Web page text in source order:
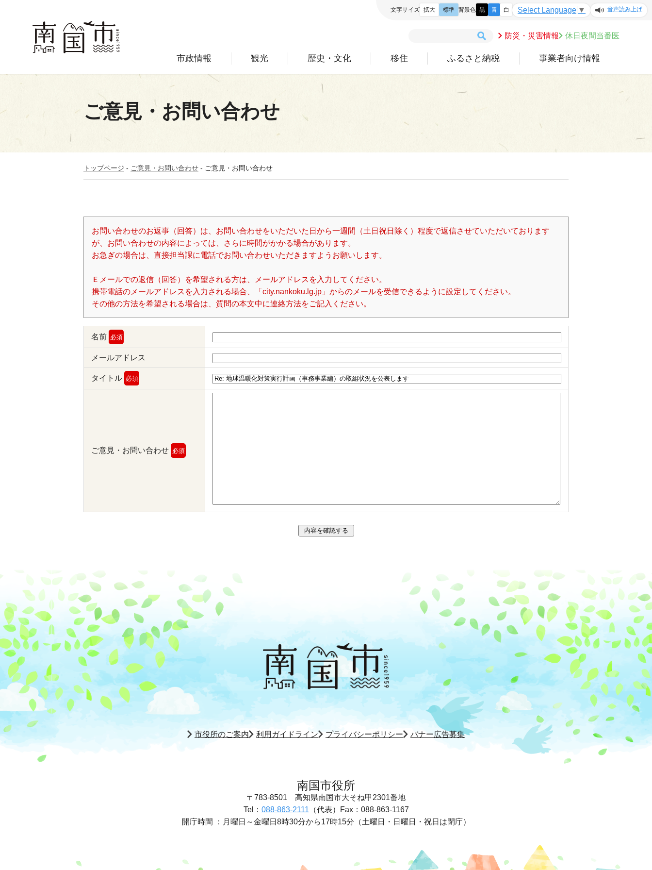
防災・災害情報 休日夜間当番医
市政情報 観光 歴史・文化 移住 ふるさと納税 事業者向け情報
文字サイズ 拡大 標準 背景色 黒 青 白 Select Language ▼ 音声読み上げ
ご意見・お問い合わせ
トップページ - ご意見・お問い合わせ - ご意見・お問い合わせ
お問い合わせのお返事（回答）は、お問い合わせをいただいた日から一週間（土日祝日除く）程度で返信させていただいております
が、お問い合わせの内容によっては、さらに時間がかかる場合があります。
お急ぎの場合は、直接担当課に電話でお問い合わせいただきますようお願いします。
Ｅメールでの返信（回答）を希望される方は、メールアドレスを入力してください。
携帯電話のメールアドレスを入力される場合、「city.nankoku.lg.jp」からのメールを受信できるように設定してください。
その他の方法を希望される場合は、質問の本文中に連絡方法をご記入ください。
名前 必須
メールアドレス
タイトル 必須
ご意見・お問い合わせ 必須
市役所のご案内 利用ガイドライン プライバシーポリシー バナー広告募集
南国市役所
〒783-8501 高知県南国市大そね甲2301番地
Tel： 088-863-2111 （代表）
Fax：088-863-1167
開庁時間 ： 月曜日～金曜日8時30分から17時15分 （土曜日・日曜日・祝日は閉庁）